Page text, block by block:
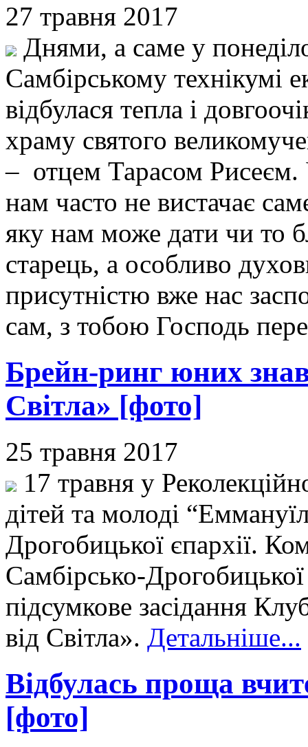
27 травня 2017
Днями, а саме у
Самбірському технікумі
відбулася тепла і
храму святого
– отцем Тарасом Рисеєм.
нам часто не вистачає
яку нам може дати чи то
старець, а особливо
присутністю вже нас
сам, з тобою Господь
Брейн-ринг юних
Світла» [фото]
25 травня 2017
17 травня у
дітей та молоді
Дрогобицької єпархії.
Самбірсько-
підсумкове засідання
від Світла». Детальніше...
Відбулась проща
[фото]